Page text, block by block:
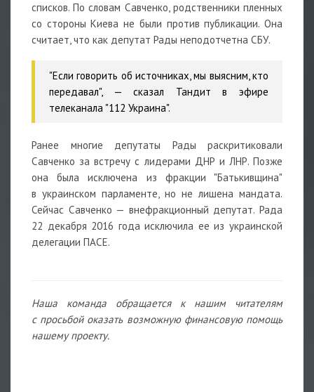
списков. По словам Савченко, родственники пленных
со стороны Киева не были против публикации. Она
считает, что как депутат Рады неподотчетна СБУ.
"Если говорить об источниках, мы выясним, кто
передавал", — сказал Тандит в эфире
телеканала "112 Украина".
Ранее многие депутаты Рады раскритиковали
Савченко за встречу с лидерами ДНР и ЛНР. Позже
она была исключена из фракции "Батькивщина"
в украинском парламенте, но не лишена мандата.
Сейчас Савченко — внефракционный депутат. Рада
22 декабря 2016 года исключила ее из украинской
делегации ПАСЕ.
Наша команда обращается к нашим читателям
с просьбой оказать возможную финансовую помощь
нашему проекту.